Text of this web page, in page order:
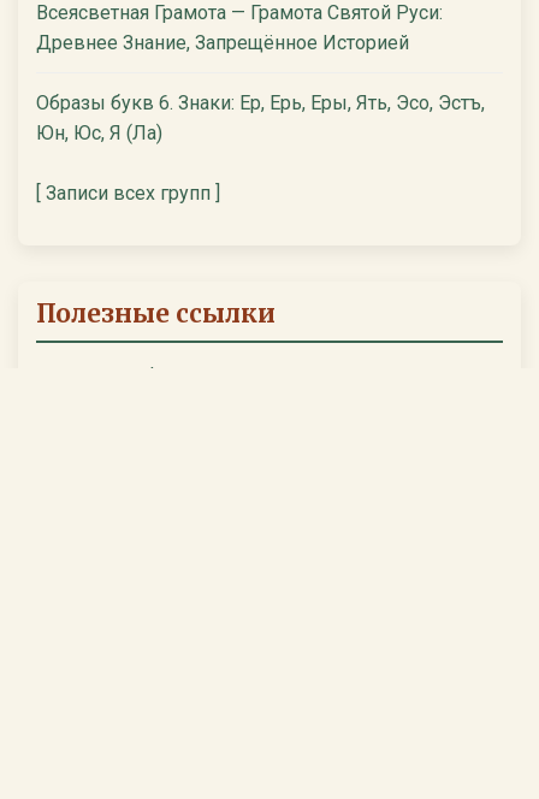
Всеясветная Грамота — Грамота Святой Руси:
Древнее Знание, Запрещённое Историей
Образы букв 6. Знаки: Ер, Ерь, Еры, Ять, Эсо, Эстъ,
Юн, Юс, Я (Ла)
[ Записи всех групп ]
Полезные ссылки